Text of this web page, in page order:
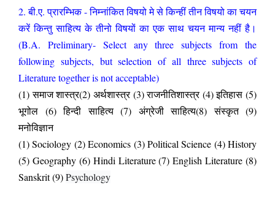
2. बी.ए. प्रारम्भिक - निम्नांकित विषयो मे से किन्हीं तीन विषयो का चयन
करें किन्तु साहित्य के तीनो विषयों का एक साथ चयन मान्य नहीं है।
(B.A. Preliminary- Select any three subjects from the
following subjects, but selection of all three subjects of
Literature together is not acceptable)
(1) समाज शास्त्र(2) अर्थशास्त्र (3) राजनीतिशास्त्र (4) इतिहास (5)
भूगोल (6) हिन्दी साहित्य (7) अंग्रेजी साहित्य(8) संस्कृत (9)
मनोविज्ञान
(1) Sociology (2) Economics (3) Political Science (4) History
(5) Geography (6) Hindi Literature (7) English Literature (8)
Sanskrit (9)Psychology